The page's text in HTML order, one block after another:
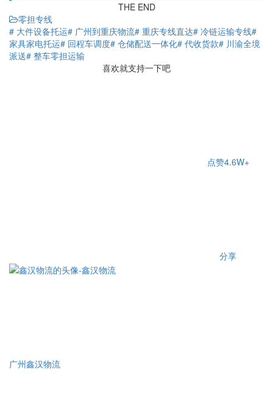
THE END
零担专线
# 大件设备托运# 广州到重庆物流# 重庆专线直达# 冷链运输专线#
家具家电托运# 回程车调度# 仓储配送一体化# 代收货款# 川渝全境
派送# 整车零担运输
喜欢就支持一下吧
点赞4.6W+
分享
广州鑫汉物流